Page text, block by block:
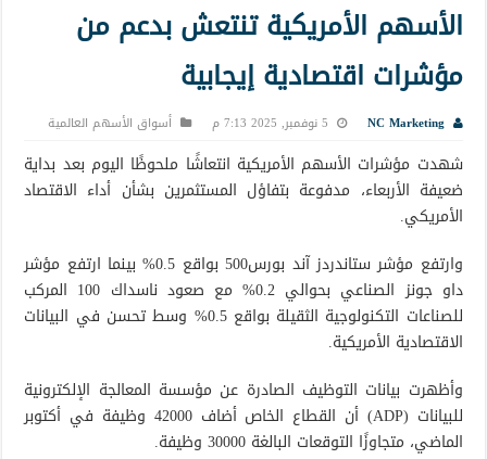
الأسهم الأمريكية تنتعش بدعم من
مؤشرات اقتصادية إيجابية
NC Marketing 5 نوفمبر, 2025 7:13 م أسواق الأسهم العالمية
شهدت مؤشرات الأسهم الأمريكية انتعاشًا ملحوظًا اليوم بعد بداية
ضعيفة الأربعاء، مدفوعة بتفاؤل المستثمرين بشأن أداء الاقتصاد
الأمريكي.
وارتفع مؤشر ستاندردز آند بورس500 بواقع 0.5% بينما ارتفع مؤشر
داو جونز الصناعي بحوالي 0.2% مع صعود ناسداك 100 المركب
للصناعات التكنولوجية الثقيلة بواقع 0.5% وسط تحسن في البيانات
الاقتصادية الأمريكية.
وأظهرت بيانات التوظيف الصادرة عن مؤسسة المعالجة الإلكترونية
للبيانات (ADP) أن القطاع الخاص أضاف 42000 وظيفة في أكتوبر
الماضي، متجاوزًا التوقعات البالغة 30000 وظيفة.